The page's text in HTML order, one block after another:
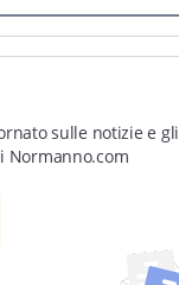
sulle notizie e gli
Normanno.com